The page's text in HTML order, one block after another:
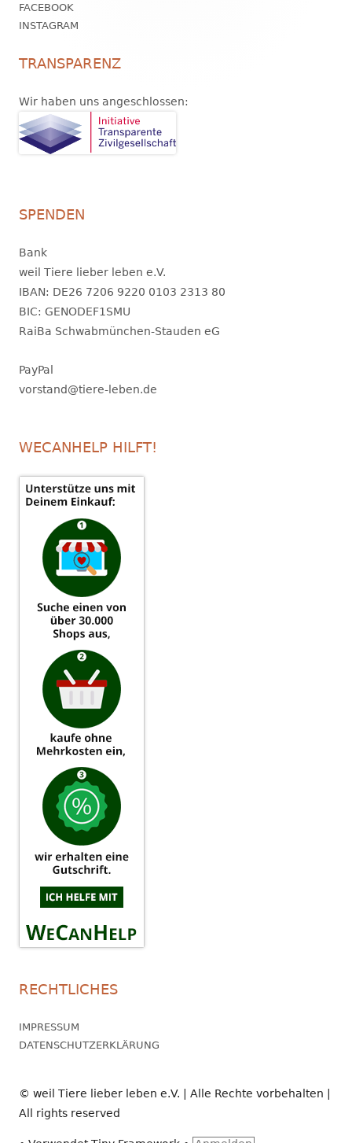
FACEBOOK
INSTAGRAM
TRANSPARENZ
Wir haben uns angeschlossen:
SPENDEN
Bank
weil Tiere lieber leben e.V.
IBAN: DE26 7206 9220 0103 2313 80
BIC: GENODEF1SMU
RaiBa Schwabmünchen-Stauden eG
PayPal
vorstand@tiere-leben.de
WECANHELP HILFT!
RECHTLICHES
IMPRESSUM
DATENSCHUTZERKLÄRUNG
© weil Tiere lieber leben e.V. | Alle Rechte vorbehalten |
All rights reserved